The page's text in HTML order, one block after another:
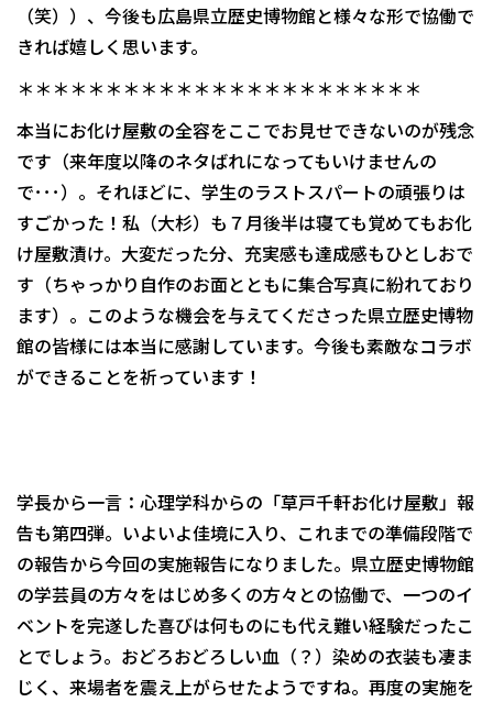
（笑））、今後も広島県立歴史博物館と様々な形で協働で
きれば嬉しく思います。
＊＊＊＊＊＊＊＊＊＊＊＊＊＊＊＊＊＊＊＊＊＊＊
本当にお化け屋敷の全容をここでお見せできないのが残念
です（来年度以降のネタばれになってもいけませんの
で･･･）。それほどに、学生のラストスパートの頑張りは
すごかった！私（大杉）も７月後半は寝ても覚めてもお化
け屋敷漬け。大変だった分、充実感も達成感もひとしおで
す（ちゃっかり自作のお面とともに集合写真に紛れており
ます）。このような機会を与えてくださった県立歴史博物
館の皆様には本当に感謝しています。今後も素敵なコラボ
ができることを祈っています！
学長から一言：心理学科からの「草戸千軒お化け屋敷」報
告も第四弾。いよいよ佳境に入り、これまでの準備段階で
の報告から今回の実施報告になりました。県立歴史博物館
の学芸員の方々をはじめ多くの方々との協働で、一つのイ
ベントを完遂した喜びは何ものにも代え難い経験だったこ
とでしょう。おどろおどろしい血（？）染めの衣装も凄ま
じく、来場者を震え上がらせたようですね。再度の実施を